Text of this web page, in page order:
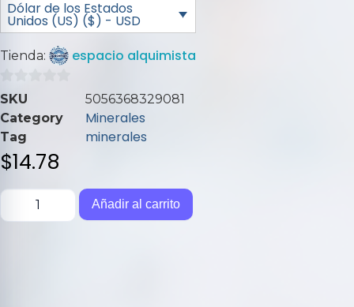
Dólar de los Estados
Unidos (US) ($) - USD
Tienda: espacio alquimista
0
de
5
SKU
5056368329081
Category
Minerales
Tag minerales
$14.78
Añadir al carrito